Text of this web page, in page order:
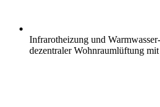
Infrarotheizung und
dezentraler Wohnraumlüftung